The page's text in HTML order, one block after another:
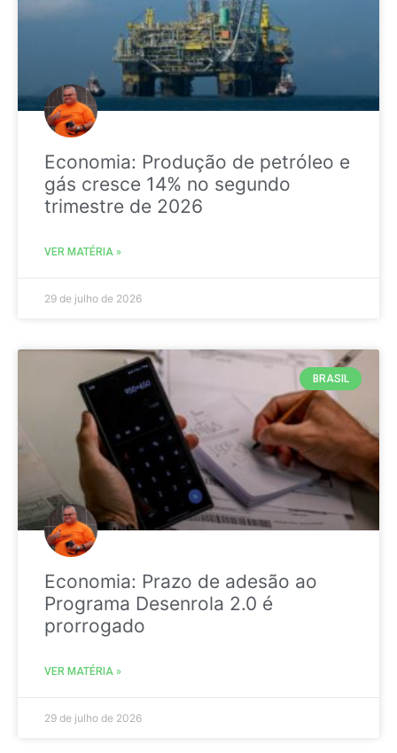
Economia: Produção de petróleo e
gás cresce 14% no segundo
trimestre de 2026
VER MATÉRIA »
29 de julho de 2026
BRASIL
Economia: Prazo de adesão ao
Programa Desenrola 2.0 é
prorrogado
VER MATÉRIA »
29 de julho de 2026